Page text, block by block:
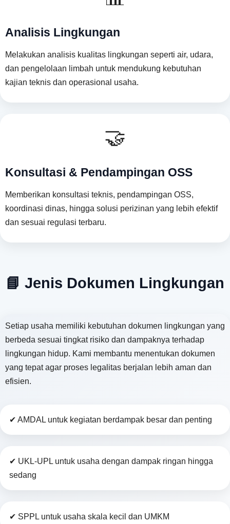
Analisis Lingkungan
Melakukan analisis kualitas lingkungan seperti air, udara,
dan pengelolaan limbah untuk mendukung kebutuhan
kajian teknis dan operasional usaha.
🤝
Konsultasi & Pendampingan OSS
Memberikan konsultasi teknis, pendampingan OSS,
koordinasi dinas, hingga solusi perizinan yang lebih efektif
dan sesuai regulasi terbaru.
📘 Jenis Dokumen Lingkungan
Setiap usaha memiliki kebutuhan dokumen lingkungan yang
berbeda sesuai tingkat risiko dan dampaknya terhadap
lingkungan hidup. Kami membantu menentukan dokumen
yang tepat agar proses legalitas berjalan lebih aman dan
efisien.
✔ AMDAL untuk kegiatan berdampak besar dan penting
✔ UKL-UPL untuk usaha dengan dampak ringan hingga
sedang
✔ SPPL untuk usaha skala kecil dan UMKM